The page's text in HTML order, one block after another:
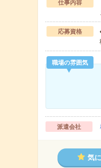
仕事内容
応募資格
職場の雰囲気
派遣会社
気